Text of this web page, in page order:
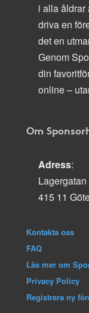
i alla åldrar
driva en
det en
Genom
din
online –
Om
Adress:
415 11
Kontakta oss
FAQ
Läs mer om
Privacy Policy
Registrera ny